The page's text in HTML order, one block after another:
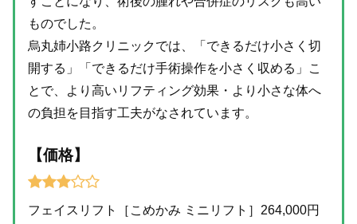
ものでした。
烏丸姉小路クリニックでは、「できるだけ小さく切
開する」「できるだけ手術操作を小さく収める」こ
とで、より高いリフティング効果・より小さな体へ
の負担を目指す工夫がなされています。
【価格】
フェイスリフト［こめかみ ミニリフト］264,000円